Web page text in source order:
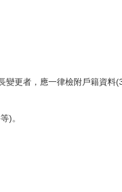
變更者，應一律檢附戶籍資料
)。